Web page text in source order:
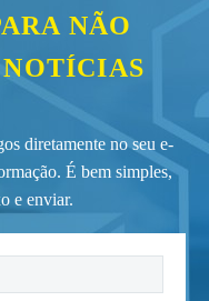
NÃO
NOTÍCIAS
diretamente no seu e-
É bem simples,
e enviar.